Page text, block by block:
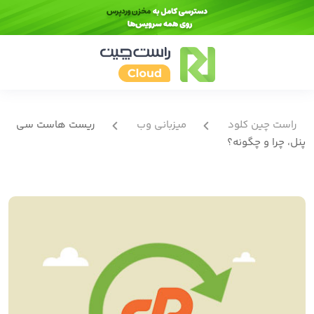
راست چین کلود میزبانی وب
ریست هاست سی
پنل، چرا و چگونه؟